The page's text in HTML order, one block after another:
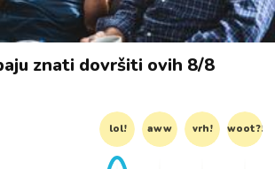
znati dovršiti ovih 8/8
lol! aww vrh! woot?!